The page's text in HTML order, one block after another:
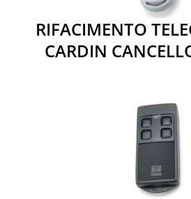
RIFACIMENTO
CARDIN